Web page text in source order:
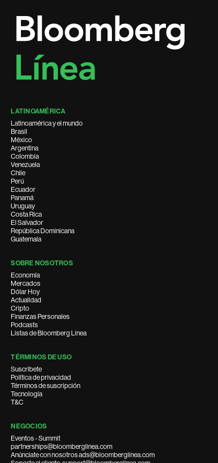
LATINOAMÉRICA
Latinoamérica y el mundo
Brasil
México
Argentina
Colombia
Venezuela
Chile
Perú
Ecuador
Panamá
Uruguay
Costa Rica
El Salvador
República Dominicana
Guatemala
SOBRE NOSOTROS
Economía
Mercados
Dólar Hoy
Actualidad
Cripto
Finanzas Personales
Podcasts
Listas de Bloomberg Línea
TÉRMINOS DE USO
Suscríbete
Política de privacidad
Términos de suscripción
Tecnología
T&C
NEGOCIOS
Eventos - Summit
partnerships@bloomberglinea.com
Anúnciate con nosotros ads@bloomberglinea.com